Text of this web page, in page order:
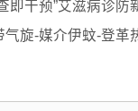
即干预”艾滋病诊防
气旋-媒介伊蚊-登革